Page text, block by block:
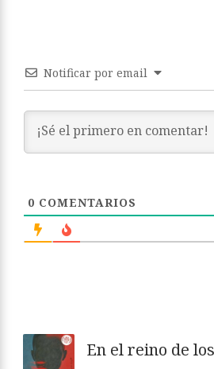
Notificar por email
0 COMENTARIOS
En el reino de